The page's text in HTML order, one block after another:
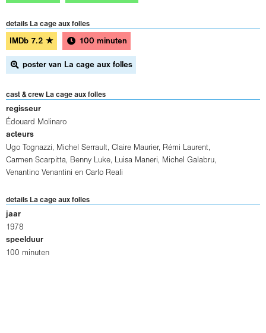
details La cage aux folles
IMDb 7.2 ★ 100 minuten
poster van La cage aux folles
cast & crew La cage aux folles
regisseur
Édouard Molinaro
acteurs
Ugo Tognazzi, Michel Serrault, Claire Maurier, Rémi Laurent,
Carmen Scarpitta, Benny Luke, Luisa Maneri, Michel Galabru,
Venantino Venantini en Carlo Reali
details La cage aux folles
jaar
1978
speelduur
100 minuten